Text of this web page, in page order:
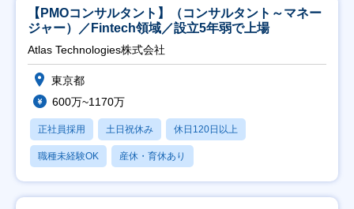
【PMOコンサルタント】（コンサルタント～マネー
ジャー）／Fintech領域／設立5年弱で上場
Atlas Technologies株式会社
東京都
600万~1170万
正社員採用 土日祝休み 休日120日以上
職種未経験OK 産休・育休あり